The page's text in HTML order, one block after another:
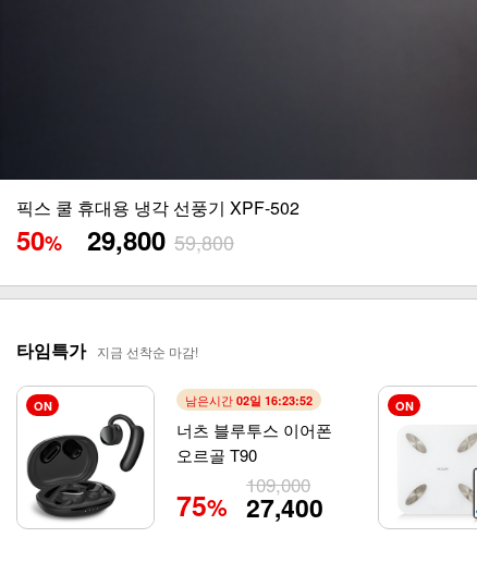
코릭 접이식 멀티쿠커
65% 59,900 169,000
타임특가 지금 선착순 마감!
ON 남은시간 02일 16:23:50
너츠 블루투스 이어폰
오르골 T90
75%
109,000
27,400
ON